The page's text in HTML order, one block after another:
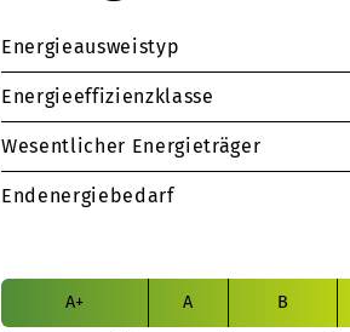
Energieausweistyp
Energieeffizienzklasse
Wesentlicher Energieträger
Endenergiebedarf
A+ A B